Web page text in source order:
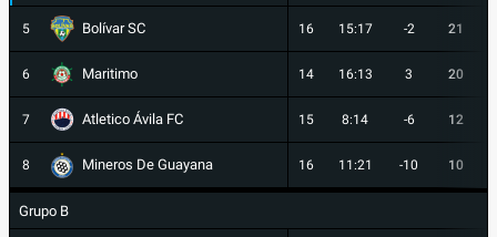
5 Bolívar SC 16 15:17 -2 21
6 Maritimo 14 16:13 3 20
7 Atletico Ávila FC 15 8:14 -6 12
8 Mineros De Guayana 16 11:21 -10 10
Grupo B